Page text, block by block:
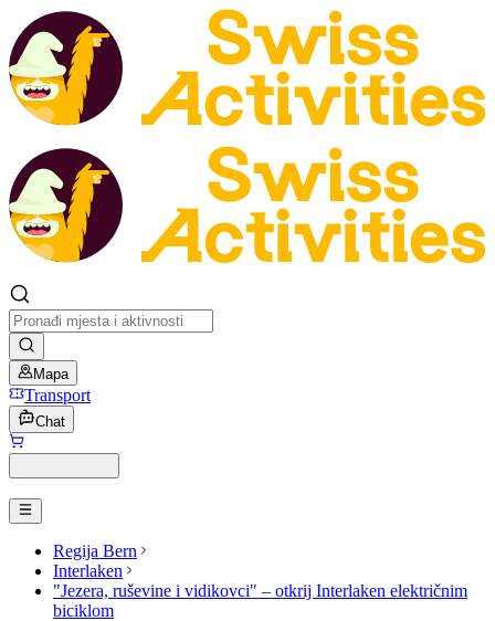
Mapa
Transport
Chat
Regija Bern
Interlaken
"Jezera, ruševine i vidikovci" – otkrij Interlaken električnim
biciklom